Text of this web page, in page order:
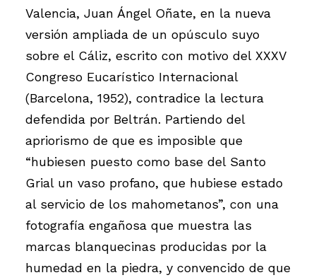
Valencia, Juan Ángel Oñate, en la nueva
versión ampliada de un opúsculo suyo
sobre el Cáliz, escrito con motivo del XXXV
Congreso Eucarístico Internacional
(Barcelona, 1952), contradice la lectura
defendida por Beltrán. Partiendo del
apriorismo de que es imposible que
“hubiesen puesto como base del Santo
Grial un vaso profano, que hubiese estado
al servicio de los mahometanos”, con una
fotografía engañosa que muestra las
marcas blanquecinas producidas por la
humedad en la piedra, y convencido de que